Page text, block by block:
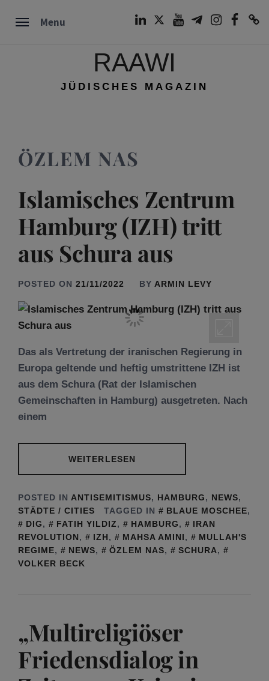
Menu
RAAWI
JÜDISCHES MAGAZIN
ÖZLEM NAS
Islamisches Zentrum
Hamburg (IZH) tritt
aus Schura aus
POSTED ON 21/11/2022 BY ARMIN LEVY
Das als Vertretung der iranischen Regierung in
Europa geltende und heftig umstrittene IZH ist
aus dem Schura (Rat der Islamischen
Gemeinschaften in Hamburg) ausgetreten. Nach
einem
WEITERLESEN
POSTED IN ANTISEMITISMUS, HAMBURG, NEWS,
STÄDTE / CITIES
TAGGED IN BLAUE MOSCHEE,
DIG, FATIH YILDIZ, HAMBURG,
IRAN
REVOLUTION, IZH, MAHSA AMINI,
MULLAH'S
REGIME, NEWS, ÖZLEM NAS, SCHURA,
VOLKER BECK
„Multireligiöser
Friedensdialog in